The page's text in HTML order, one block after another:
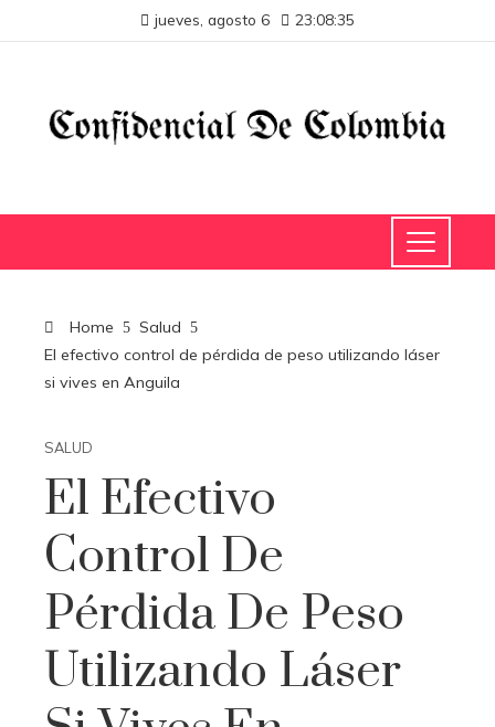
jueves, agosto 6 23:08:35
Home
Salud
El efectivo control de pérdida de peso utilizando láser
si vives en Anguila
SALUD
El Efectivo
Control De
Pérdida De Peso
Utilizando Láser